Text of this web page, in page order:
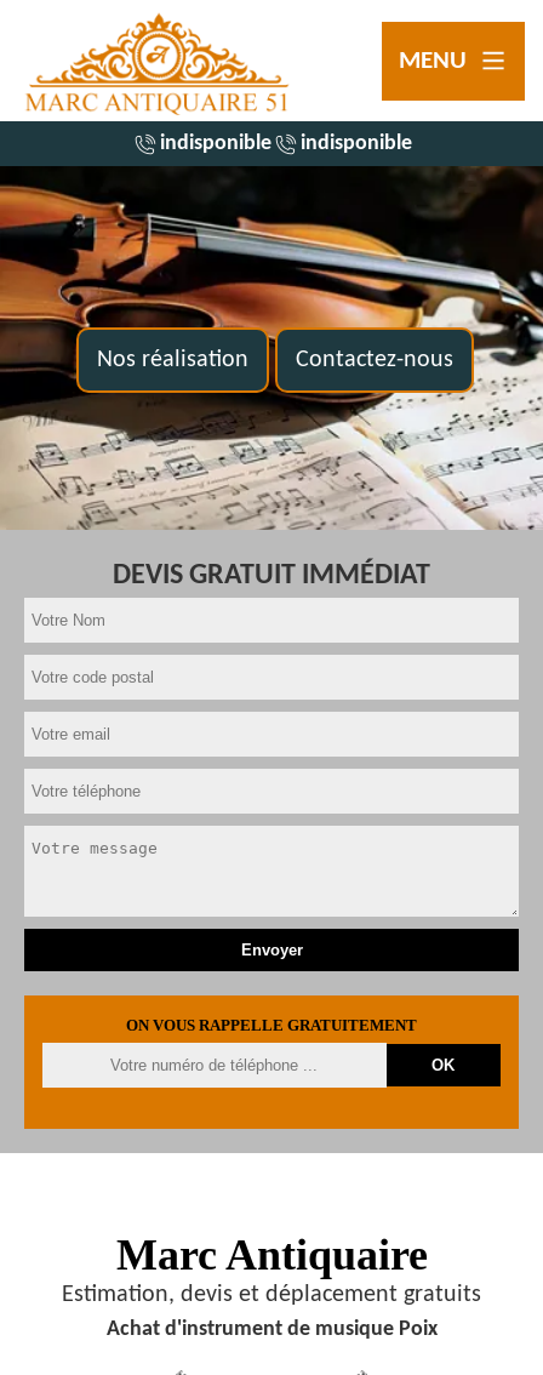
MENU
indisponible indisponible
Nos réalisation Contactez-nous
DEVIS GRATUIT IMMÉDIAT
ON VOUS RAPPELLE GRATUITEMENT
Marc Antiquaire
Estimation, devis et déplacement gratuits
Achat d'instrument de musique Poix